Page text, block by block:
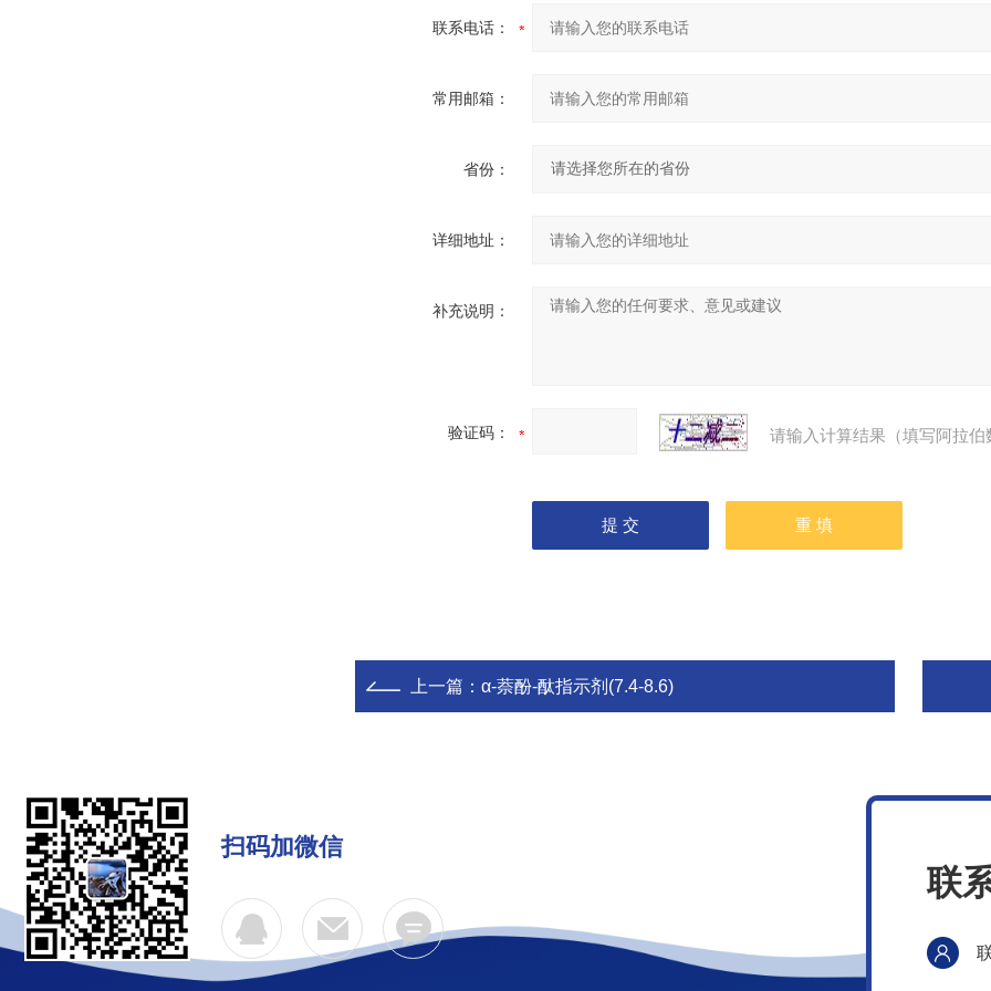
联系电话：
常用邮箱：
省份：
详细地址：
补充说明：
验证码： 请输入计算结果（填写阿拉
上一篇： α-萘酚-酞指示剂(7.4-8.6)
扫码加微信
联